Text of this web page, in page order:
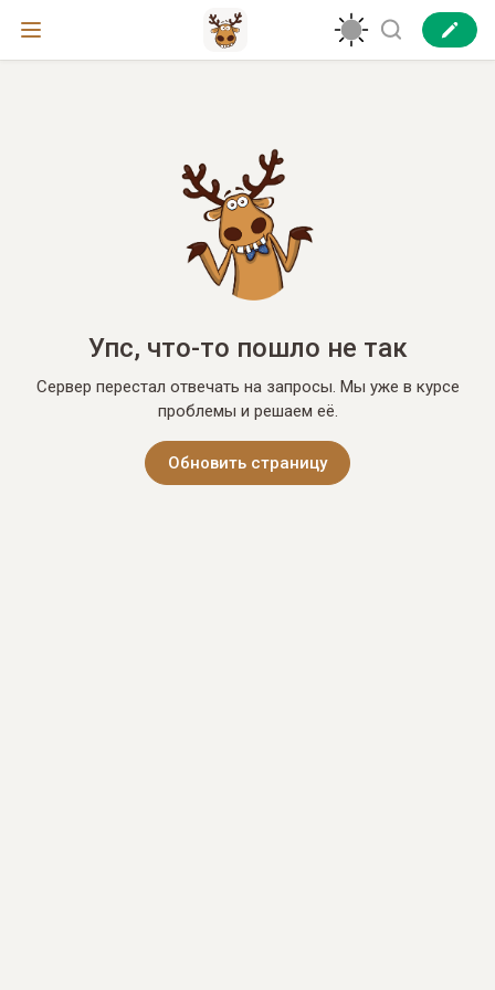
Упс, что-то пошло не так
Сервер перестал отвечать на запросы. Мы уже в курсе
проблемы и решаем её.
Обновить страницу